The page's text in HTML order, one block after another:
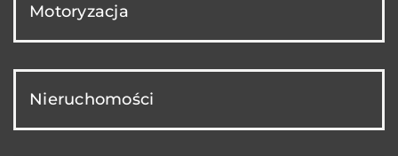
Motoryzacja
Nieruchomości